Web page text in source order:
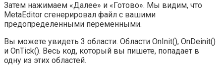
Затем нажимаем «Далее» и «Готово». Мы видим, что
MetaEditor сгенерировал файл с вашими
предопределенными переменными.
Вы можете увидеть 3 области. Области OnInit(), OnDeinit()
и OnTick(). Весь код, который вы пишете, попадает в
одну из этих областей.